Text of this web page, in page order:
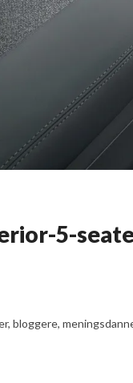
5-
bloggere,